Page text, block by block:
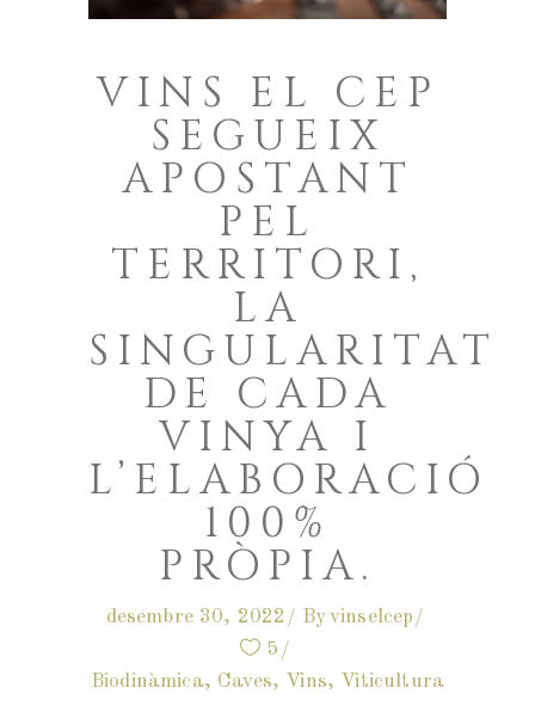
VINS EL CEP
SEGUEIX
APOSTANT
PEL
TERRITORI,
LA
SINGULARITAT
DE CADA
VINYA I
L’ELABORACIÓ
100%
PRÒPIA.
desembre 30, 2022 Byvinselcep
5
Biodinàmica, Caves, Vins, Viticultura